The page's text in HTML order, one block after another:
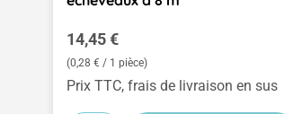
Prix régulier :
14,45 €
(0,28 € / 1 pièce)
Prix TTC, frais de livraison en sus